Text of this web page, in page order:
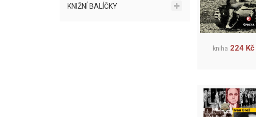
KNIŽNÍ BALÍČKY
kniha 224 Kč